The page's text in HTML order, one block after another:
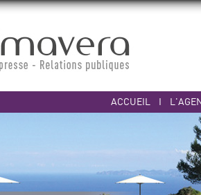
ACCUEIL I